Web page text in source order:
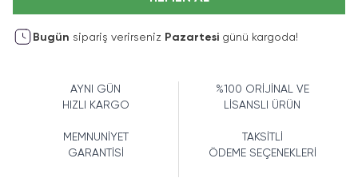
Bugün sipariş verirseniz Pazartesi günü kargoda!
AYNI GÜN
HIZLI KARGO
%100 ORİJİNAL VE
LİSANSLI ÜRÜN
MEMNUNİYET
GARANTİSİ
TAKSİTLİ
ÖDEME SEÇENEKLERİ